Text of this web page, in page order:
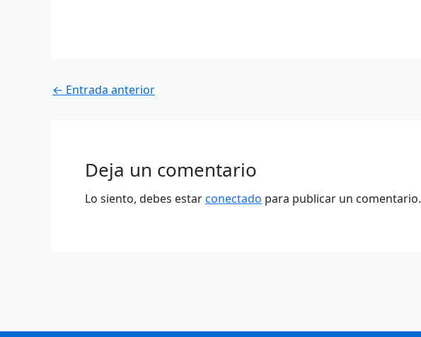
← Entrada anterior
Deja un comentario
Lo siento, debes estarconectado para publicar un comentario.